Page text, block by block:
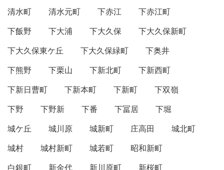
清水町
清水元町 下赤江
下赤江町
下飯野
下大浦 下大久保
下大久保新町
下大久保東ケ丘
下大久保緑町
下奥井
下熊野
下栗山 下新北町
下新西町
下新日曹町
下新本町 下新町
下双嶺
下野
下野新 下番 下冨居
下堀
城ケ丘
城川原 城新町 庄高田
城北町
城村
城村新町 城若町
昭和新町
白銀町
新金代 新川原町
新桜町